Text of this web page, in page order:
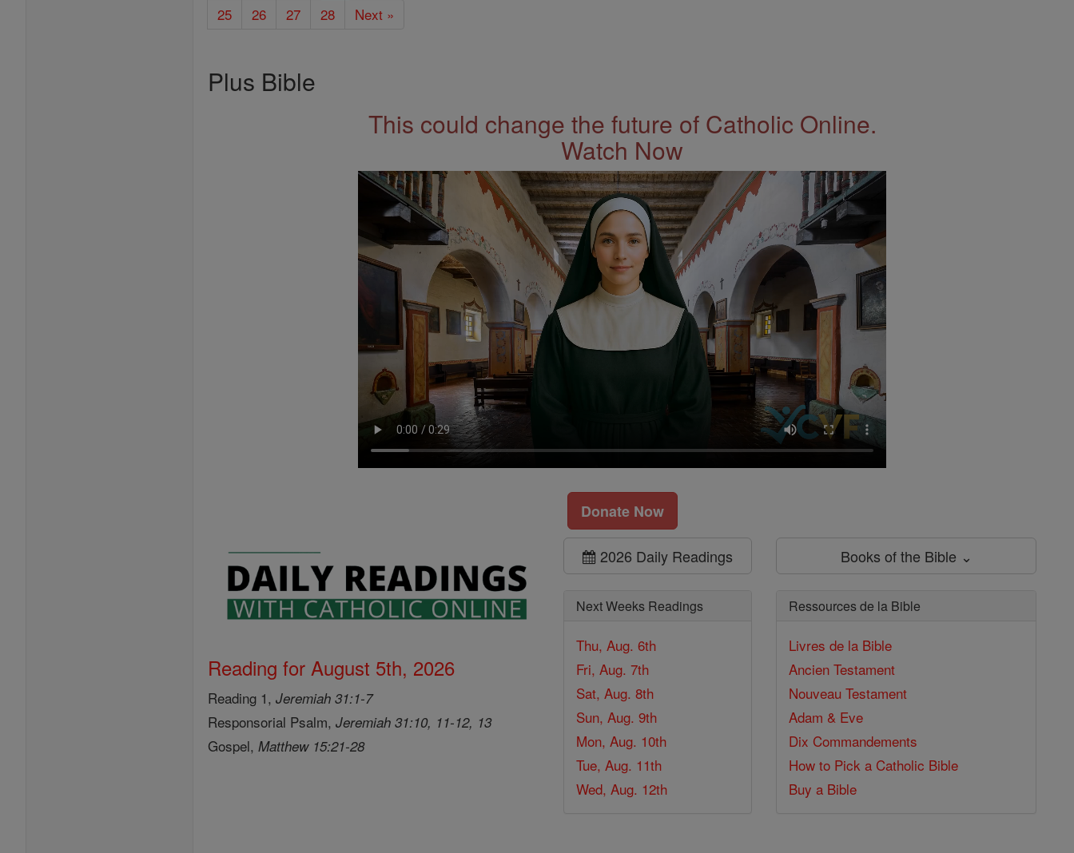
25
26 27 28 Next »
Plus Bible
This could change the future of Catholic Online.
Watch Now
Donate Now
Reading for August 5th, 2026
Reading 1,Jeremiah 31:1-7
Responsorial Psalm,Jeremiah 31:10, 11-12, 13
Gospel,Matthew 15:21-28
2026 Daily Readings
Next Weeks Readings
Thu, Aug. 6th
Fri, Aug. 7th
Sat, Aug. 8th
Sun, Aug. 9th
Mon, Aug. 10th
Tue, Aug. 11th
Wed, Aug. 12th
Books of the Bible ⌄
Ressources de la Bible
Livres de la Bible
Ancien Testament
Nouveau Testament
Adam & Eve
Dix Commandements
How to Pick a Catholic Bible
Buy a Bible